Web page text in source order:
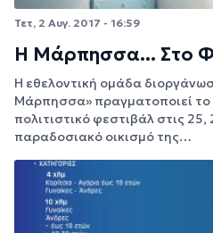
Τετ, 2 Αυγ. 2017 - 16:59
Η Μάρπησσα... Στο
Η εθελοντική ομάδα
Μάρπησσα» πραγματοποιεί το
πολιτιστικό φεστιβάλ στις
παραδοσιακό οικισμό της…